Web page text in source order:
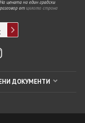
ДОКУМЕНТИ